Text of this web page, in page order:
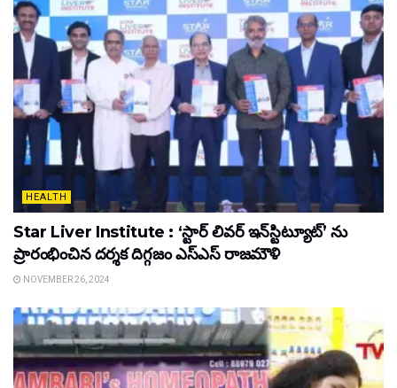
HEALTH
Star Liver Institute : ‘స్టార్ లివర్ ఇన్‌స్టిట్యూట్’ ను
ప్రారంభించిన ద‌ర్శ‌క దిగ్గ‌జం ఎస్ఎస్ రాజ‌మౌళి
NOVEMBER 26, 2024